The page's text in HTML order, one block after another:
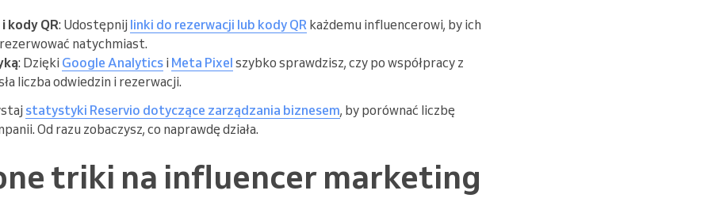
kody QR: Udostępnij linki do rezerwacji lub kody QR każdemu influencerowi, by ich
natychmiast.
: Dzięki Google Analytics i Meta Pixel szybko sprawdzisz, czy po współpracy z
liczba odwiedzin i rezerwacji.
statystyki Reservio dotyczące zarządzania biznesem, by porównać liczbę
Od razu zobaczysz, co naprawdę działa.
triki na influencer marketing